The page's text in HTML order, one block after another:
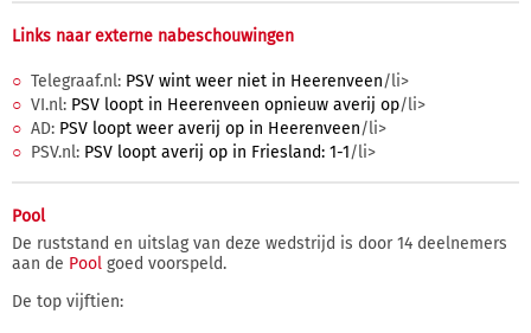
Links naar externe nabeschouwingen
Telegraaf.nl: PSV wint weer niet in Heerenveen/li>
VI.nl: PSV loopt in Heerenveen opnieuw averij op/li>
AD: PSV loopt weer averij op in Heerenveen/li>
PSV.nl: PSV loopt averij op in Friesland: 1-1/li>
Pool
De ruststand en uitslag van deze wedstrijd is door 14 deelnemers
aan de Pool goed voorspeld.
De top vijftien: